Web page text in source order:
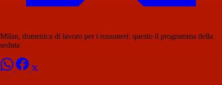
Milan, domenica di lavoro per i rossoneri: questo il programma della
seduta